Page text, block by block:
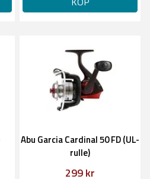
Abu Garcia Cardinal 50 FD (UL-
rulle)
299 kr